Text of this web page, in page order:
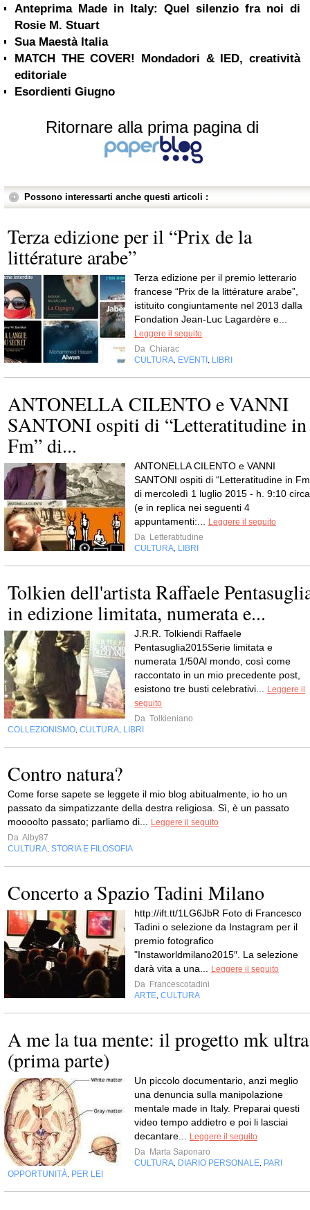
Anteprima Made in Italy: Quel silenzio fra noi di
Rosie M. Stuart
Sua Maestà Italia
MATCH THE COVER! Mondadori & IED, creatività
editoriale
Esordienti Giugno
Ritornare alla prima pagina di
Possono interessarti anche questi articoli :
Terza edizione per il “Prix de la
littérature arabe”
Terza edizione per il premio letterario
francese “Prix de la littérature arabe”,
istituito congiuntamente nel 2013 dalla
Fondation Jean-Luc Lagardère e...
Leggere il seguito
Da Chiarac
CULTURA EVENTI LIBRI
ANTONELLA CILENTO e VANNI
SANTONI ospiti di “Letteratitudine in
Fm” di...
ANTONELLA CILENTO e VANNI
SANTONI ospiti di “Letteratitudine in
di mercoledì 1 luglio 2015 - h. 9:10 circa
(e in replica nei seguenti 4
appuntamenti:...
Leggere il seguito
Da Letteratitudine
CULTURA LIBRI
Tolkien dell'artista Raffaele
in edizione limitata, numerata e...
J.R.R. Tolkiendi Raffaele
Pentasuglia2015Serie limitata e
numerata 1/50Al mondo, così come
raccontato in un mio precedente post,
esistono tre busti celebrativi...
Leggere il
seguito
Da Tolkieniano
COLLEZIONISMO CULTURA LIBRI
Contro natura?
Come forse sapete se leggete il mio blog abitualmente, io ho un
passato da simpatizzante della destra religiosa. Sì, è un passato
moooolto passato; parliamo di...
Leggere il seguito
Da Alby87
CULTURA STORIA E FILOSOFIA
Concerto a Spazio Tadini Milano
http://ift.tt/1LG6JbR Foto di Francesco
Tadini o selezione da Instagram per il
premio fotografico
"Instaworldmilano2015″. La selezione
darà vita a una...
Leggere il seguito
Da Francescotadini
ARTE CULTURA
A me la tua mente: il progetto mk ultra
(prima parte)
Un piccolo documentario, anzi meglio
una denuncia sulla manipolazione
mentale made in Italy. Preparai questi
video tempo addietro e poi li lasciai
decantare...
Leggere il seguito
Da Marta Saponaro
CULTURA DIARIO PERSONALE PARI
OPPORTUNITÀ PER LEI